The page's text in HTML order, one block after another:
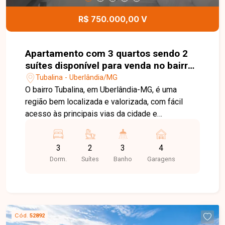
R$ 750.000,00 V
Apartamento com 3 quartos sendo 2
suítes disponível para venda no bairro
Tubalina em Uberlândia-MG
Tubalina - Uberlândia/MG
O bairro Tubalina, em Uberlândia-MG, é uma
região bem localizada e valorizada, com fácil
acesso às principais vias da cidade e
infraestrutura de comércios, escolas,
supermercados e serviços, proporcionando
praticidade e qualidade de vida. Excelente
ampla, 03 quartos, sendo 02 suítes, banheiro
social e mais 01 banheiro na área da cobertura.
3
Dorm.
2
Suítes
3
Banho
4
Garagens
Cód. 52892